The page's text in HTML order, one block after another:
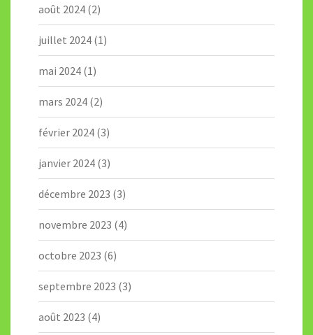
août 2024 (2)
juillet 2024 (1)
mai 2024 (1)
mars 2024 (2)
février 2024 (3)
janvier 2024 (3)
décembre 2023 (3)
novembre 2023 (4)
octobre 2023 (6)
septembre 2023 (3)
août 2023 (4)